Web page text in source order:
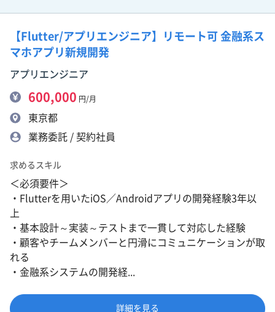
【Flutter/アプリエンジニア】リモート可 金融系ス
マホアプリ新規開発
アプリエンジニア
600,000 円/月
東京都
業務委託 / 契約社員
求めるスキル
＜必須要件＞
・Flutterを用いたiOS／Androidアプリの開発経験3年以
上
・基本設計～実装～テストまで一貫して対応した経験
・顧客やチームメンバーと円滑にコミュニケーションが取
れる
・金融系システムの開発経...
詳細を見る